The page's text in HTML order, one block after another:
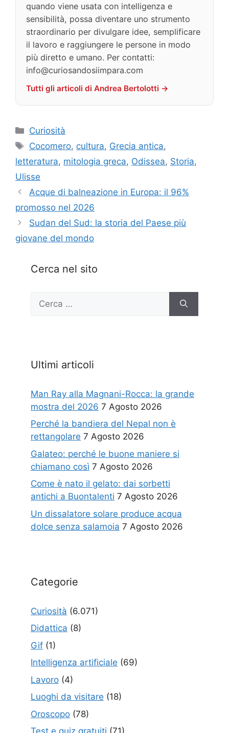
quando viene usata con intelligenza e
sensibilità, possa diventare uno strumento
straordinario per divulgare idee, semplificare
il lavoro e raggiungere le persone in modo
più diretto e umano. Per contatti:
info@curiosandosiimpara.com
Tutti gli articoli di Andrea Bertolotti →
Categorie
Curiosità
Tag
Cocomero, cultura, Grecia antica,
letteratura, mitologia greca, Odissea, Storia,
Ulisse
Acque di balneazione in Europa: il 96%
promosso nel 2026
Sudan del Sud: la storia del Paese più
giovane del mondo
Cerca nel sito
per:
Ultimi articoli
Man Ray alla Magnani-Rocca: la grande
mostra del 2026 7 Agosto 2026
Perché la bandiera del Nepal non è
rettangolare 7 Agosto 2026
Galateo: perché le buone maniere si
chiamano così 7 Agosto 2026
Come è nato il gelato: dai sorbetti
antichi a Buontalenti 7 Agosto 2026
Un dissalatore solare produce acqua
dolce senza salamoia 7 Agosto 2026
Categorie
Curiosità (6.071)
Didattica (8)
Gif (1)
Intelligenza artificiale (69)
Lavoro (4)
Luoghi da visitare (18)
Oroscopo (78)